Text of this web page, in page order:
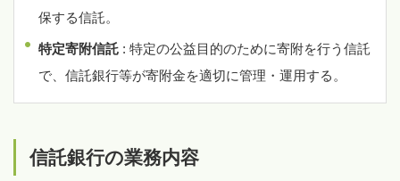
保する信託。
特定寄附信託 : 特定の公益目的のために寄附を行う信託
で、信託銀行等が寄附金を適切に管理・運用する。
信託銀行の業務内容